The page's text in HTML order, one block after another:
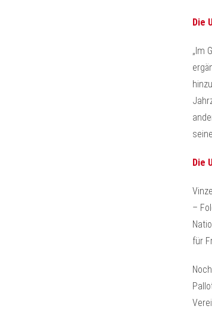
Die
„Im
Die
–
für